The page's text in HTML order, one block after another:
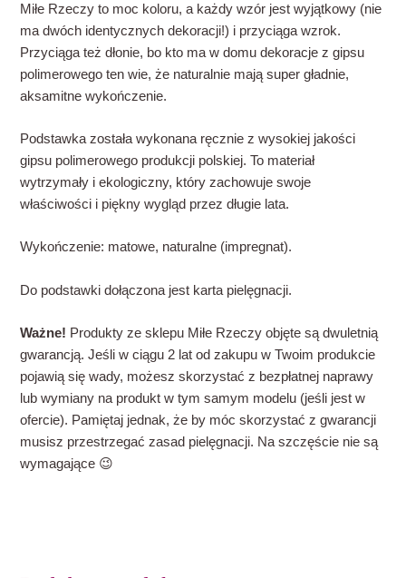
Miłe Rzeczy to moc koloru, a każdy wzór jest wyjątkowy (nie
ma dwóch identycznych dekoracji!) i przyciąga wzrok.
Przyciąga też dłonie, bo kto ma w domu dekoracje z gipsu
polimerowego ten wie, że naturalnie mają super gładnie,
aksamitne wykończenie.
Podstawka została wykonana ręcznie z wysokiej jakości
gipsu polimerowego produkcji polskiej. To materiał
wytrzymały i ekologiczny, który zachowuje swoje
właściwości i piękny wygląd przez długie lata.
Wykończenie: matowe, naturalne (impregnat).
Do podstawki dołączona jest karta pielęgnacji.
Ważne! Produkty ze sklepu Miłe Rzeczy objęte są dwuletnią
gwarancją. Jeśli w ciągu 2 lat od zakupu w Twoim produkcie
pojawią się wady, możesz skorzystać z bezpłatnej naprawy
lub wymiany na produkt w tym samym modelu (jeśli jest w
ofercie). Pamiętaj jednak, że by móc skorzystać z gwarancji
musisz przestrzegać zasad pielęgnacji. Na szczęście nie są
wymagające 😉